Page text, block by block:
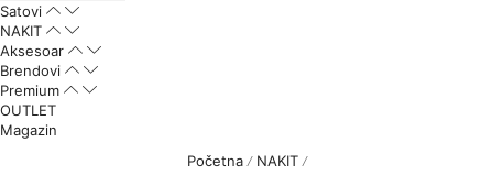
Satovi
NAKIT
Aksesoar
Brendovi
Premium
OUTLET
Magazin
Početna / NAKIT /